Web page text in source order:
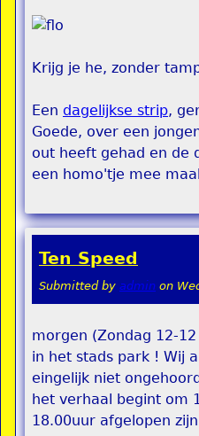
Krijg je he, zonder
Een dagelijkse strip,
Goede, over een
out heeft gehad en de
een homo'tje mee
Ten Speed
Submitted by admin on
morgen (Zondag 12-12
in het stads park ! Wij
eingelijk niet
het verhaal begint om
18.00uur afgelopen zijn